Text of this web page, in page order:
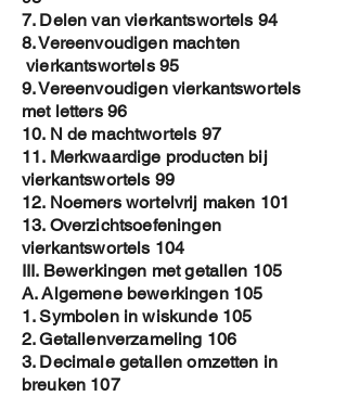
die bekend staat om zijn uitgebreide reeks
wiskundeboeken, gericht op leerlingen van het
secundair onderwijs. Zijn boeken bevatten
duizenden oefeningen met oplossingen, die
variëren van basiswiskunde tot meer
geavanceerde onderwerpen zoals integralen en de
regel van Bayes12. Wat deze boeken bijzonder
maakt, is de gestructureerde opbouw en de
combinatie van papieren en digitale middelen.
Elk boek bevat QR-codes die linken naar
YouTube-video’s voor extra uitleg, wat het
zelfstandig studeren bevordert3. De boeken zijn
ontworpen om leerlingen te helpen hun
wiskundige vaardigheden te verbeteren door veel
te oefenen, en ze volgen de huidige leerplannen
in het secundair onderwijs4. Heb je specifieke
vragen over een van zijn boeken of zoek je hulp
bij een bepaald wiskundig onderwerp?
7. Delen van vierkantswortels 94
8. Vereenvoudigen machten
vierkantswortels 95
9. Vereenvoudigen vierkantswortels
met letters 96
10. N de machtwortels 97
11. Merkwaardige producten bij
vierkantswortels 99
12. Noemers wortelvrij maken 101
13. Overzichtsoefeningen
vierkantswortels 104
III. Bewerkingen met getallen 105
A. Algemene bewerkingen 105
1. Symbolen in wiskunde 105
2. Getallenverzameling 106
3. Decimale getallen omzetten in
breuken 107